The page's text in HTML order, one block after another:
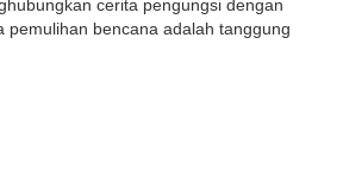
cerita pengungsi dengan
pemulihan bencana adalah tanggung